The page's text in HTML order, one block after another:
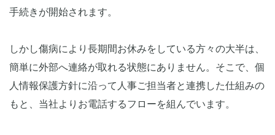
手続きが開始されます。
しかし傷病により長期間お休みをしている方々の大半は、
簡単に外部へ連絡が取れる状態にありません。そこで、個
人情報保護方針に沿って人事ご担当者と連携した仕組みの
もと、当社よりお電話するフローを組んでいます。